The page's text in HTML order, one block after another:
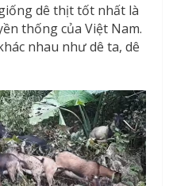
dê thịt tốt nhất là
thống của Việt Nam.
nhau như dê ta, dê